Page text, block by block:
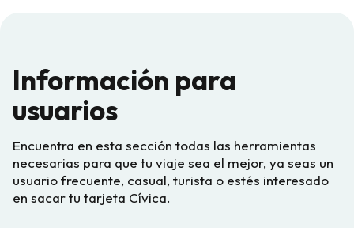
Información para
usuarios
Encuentra en esta sección todas las herramientas
necesarias para que tu viaje sea el mejor, ya seas un
usuario frecuente, casual, turista o estés interesado
en sacar tu tarjeta Cívica.